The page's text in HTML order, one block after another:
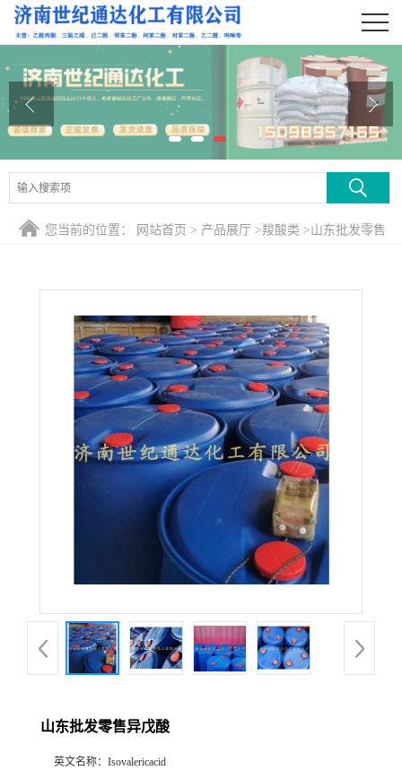
公司介绍
产品展厅
证书荣誉
您当前的位置： 网站首页 > 产品展厅 >羧酸类 >山东批发零售
山东批发零售异戊酸
英文名称： Isovalericacid